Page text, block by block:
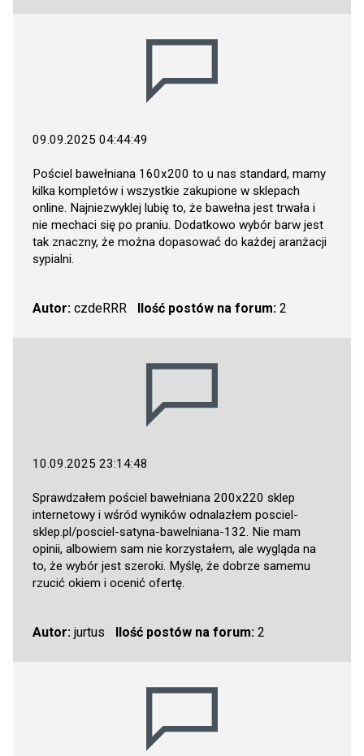
09.09.2025 04:44:49
Pościel bawełniana 160x200 to u nas standard, mamy
kilka kompletów i wszystkie zakupione w sklepach
online. Najniezwyklej lubię to, że bawełna jest trwała i
nie mechaci się po praniu. Dodatkowo wybór barw jest
tak znaczny, że można dopasować do każdej aranżacji
sypialni.
Autor: czdeRRR Ilość postów na forum:2
10.09.2025 23:14:48
Sprawdzałem pościel bawełniana 200x220 sklep
internetowy i wśród wyników odnalazłem posciel-
sklep.pl/posciel-satyna-bawelniana-132. Nie mam
opinii, albowiem sam nie korzystałem, ale wygląda na
to, że wybór jest szeroki. Myślę, że dobrze samemu
rzucić okiem i ocenić ofertę.
Autor: jurtus Ilość postów na forum:2